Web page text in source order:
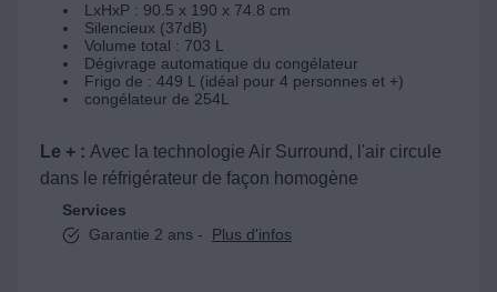
LxHxP : 90.5 x 190 x 74.8 cm
Silencieux (37dB)
Volume total : 703 L
Dégivrage automatique du congélateur
Frigo de : 449 L (idéal pour 4 personnes et +)
congélateur de 254L
Le + : Avec la technologie Air Surround, l'air circule
dans le réfrigérateur de façon homogène
Services
Garantie 2 ans -
Plus d'infos